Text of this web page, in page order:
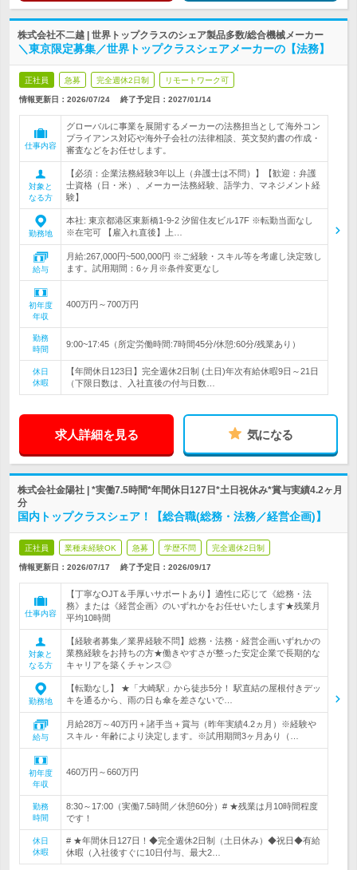
株式会社不二越 | 世界トップクラスのシェア製品多数/総合機械メーカー
＼東京限定募集／世界トップクラスシェアメーカーの【法務】
正社員 急募 完全週休2日制 リモートワーク可
情報更新日：2026/07/24 終了予定日： 2027/01/14
仕事内容
グローバルに事業を展開するメーカーの法務担当として海外コン
プライアンス対応や海外子会社の法律相談、英文契約書の作成・
審査などをお任せします。
対象と
なる方
【必須：企業法務経験3年以上（弁護士は不問）】【歓迎：弁護
士資格（日・米）、メーカー法務経験、語学力、マネジメント経
験】
勤務地
本社: 東京都港区東新橋1-9-2 汐留住友ビル17F ※転勤当面なし
※在宅可 【雇入れ直後】上…
給与
月給:267,000円~500,000円 ※ご経験・スキル等を考慮し決定致し
ます。試用期間：6ヶ月※条件変更なし
初年度
年収
400万円～700万円
勤務
時間
9:00~17:45（所定労働時間:7時間45分/休憩:60分/残業あり）
休日
休暇
【年間休日123日】完全週休2日制 (土日)年次有給休暇9日～21日
（下限日数は、入社直後の付与日数…
求人詳細を見る 気になる
株式会社金陽社 | *実働7.5時間*年間休日127日*土日祝休み*賞与実績4.2ヶ月
分
国内トップクラスシェア！【総合職(総務・法務／経営企画)】
正社員 業種未経験OK 急募 学歴不問 完全週休2日制
情報更新日：2026/07/17 終了予定日： 2026/09/17
仕事内容
【丁寧なOJT＆手厚いサポートあり】適性に応じて《総務・法
務》または《経営企画》のいずれかをお任せいたします★残業月
平均10時間
対象と
なる方
【経験者募集／業界経験不問】総務・法務・経営企画いずれかの
業務経験をお持ちの方★働きやすさが整った安定企業で長期的な
キャリアを築くチャンス◎
勤務地
【転勤なし】 ★「大崎駅」から徒歩5分！ 駅直結の屋根付きデッ
キを通るから、雨の日も傘を差さないで…
給与
月給28万～40万円＋諸手当＋賞与（昨年実績4.2ヵ月）※経験や
スキル・年齢により決定します。※試用期間3ヶ月あり（…
初年度
年収
460万円～660万円
勤務
時間
8:30～17:00（実働7.5時間／休憩60分）# ★残業は月10時間程度
です！
休日
休暇
# ★年間休日127日！◆完全週休2日制（土日休み）◆祝日◆有給
休暇（入社後すぐに10日付与、最大2…